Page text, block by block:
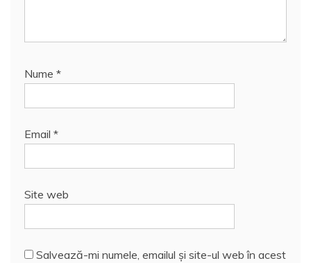
Nume *
Email *
Site web
Salvează-mi numele, emailul și site-ul web în acest